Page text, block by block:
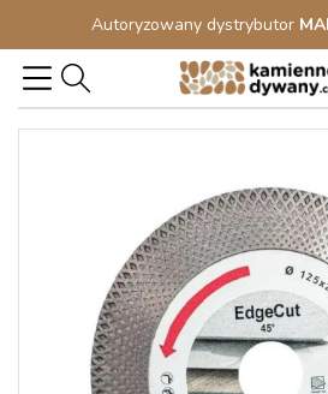
Autoryzowany dystrybutor